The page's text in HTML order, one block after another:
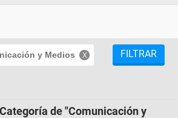
y Medios FILTRAR
de "Comunicación y